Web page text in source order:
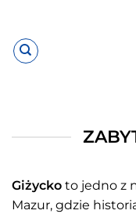
zawartości
Giżycko to jedno z
Mazur, gdzie